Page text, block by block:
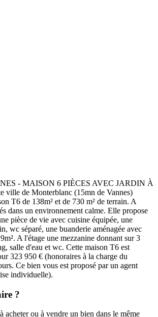
- MAISON 6 PIÈCES AVEC JARDIN À
ville de Monterblanc (15mn de Vannes)
T6 de 138m² et de 730 m² de terrain. A
dans un environnement calme. Elle propose
pièce de vie avec cuisine équipée, une
wc séparé, une buanderie aménagée avec
A l'étage une mezzanine donnant sur 3
salle d'eau et wc. Cette maison T6 est
323 950 € (honoraires à la charge du
Ce bien vous est proposé par un agent
individuelle).
?
acheter ou à vendre un bien dans le même